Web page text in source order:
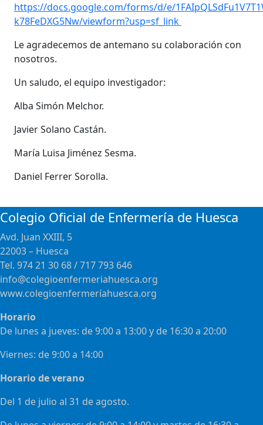
https://docs.google.com/forms/d/e/
k78FeDXG5Nw/viewform?usp=sf_link
Le agradecemos de antemano su colaboración con
nosotros.
Un saludo, el equipo investigador:
Alba Simón Melchor.
Javier Solano Castán.
Marí­a Luisa Jiménez Sesma.
Daniel Ferrer Sorolla.
Colegio Oficial de Enfermería de Huesca
Avd. Juan XXIII, 5
22003 – Huesca
Tel. 974 21 30 68 / 717 793 646
info@colegioenfermeriahuesca.org
www.colegioenfermeríahuesca.org
Horario
De lunes a jueves: de 9:00 a 13:00 y de 16:30 a 20:00
Viernes: de 9:00 a 14:00
Horario de verano
Del 1 de julio al 31 de agosto.